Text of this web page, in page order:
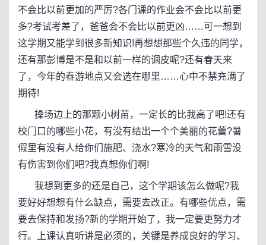
不会比以前更加的严厉?各门课的作业会不会比以前更
多?考试考差了，爸爸会不会比以前更凶……可一想到
这学期又能学到很多新知识!再想想那些个久违的同学，
还有那彭博是不是和以前一样的调皮呢?还有春天来
了，今年的春游地点又会选在哪里……心中不禁充满了
期待!
操场边上的那颗小树苗，一定长的比我高了吧!还有
校门口的哪些小花，有没有结出一个个美丽的花蕾?暑
假里有没有人给你们施肥、浇水?寒冷的天气和雨雪没
有伤害到你们吧?我真想你们啊!
我想到更多的还是自己，这个学期该怎么做呢?我
要好好想想有什么缺点，需要去改正。有哪些优点，需
要去保持和发扬?新的学期开始了，我一定要更努力才
行。上课认真听讲是必须的，关键是养成良好的学习、